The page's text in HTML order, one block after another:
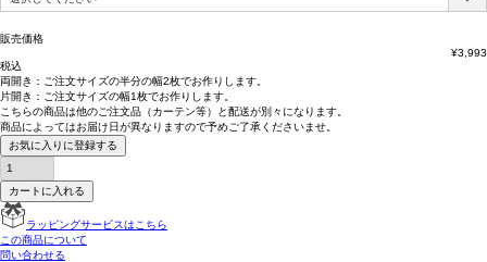
須)
販売価格
¥3,993
税込
両開き： ご注文サイズの半分の幅2枚でお作りします。
片開き： ご注文サイズの幅1枚でお作りします。
こちらの商品は他のご注文品（カーテン等）と配送が別々 になります。
商品によってはお届け日が異なりますので予めご了承くださいませ。
お気に入りに登録する
カートに入れる
ラッピングサービスはこちら
この商品について
問い合わせる